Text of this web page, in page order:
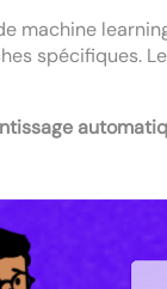
machine
spécifiques.